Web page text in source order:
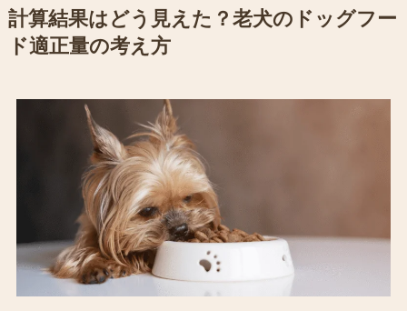
計算結果はどう見えた？老犬のドッグフー
ド適正量の考え方